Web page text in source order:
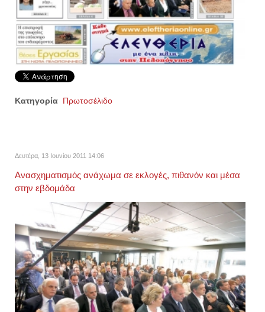
Κατηγορία Πρωτοσέλιδο
Δευτέρα, 13 Ιουνίου 2011 14:06
Ανασχηματισμός ανάχωμα σε εκλογές, πιθανόν και μέσα
στην εβδομάδα